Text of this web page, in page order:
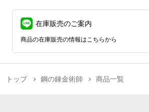
在庫販売のご案内
商品の在庫販売の情報はこちらから
トップ 鋼の錬金術師 商品一覧